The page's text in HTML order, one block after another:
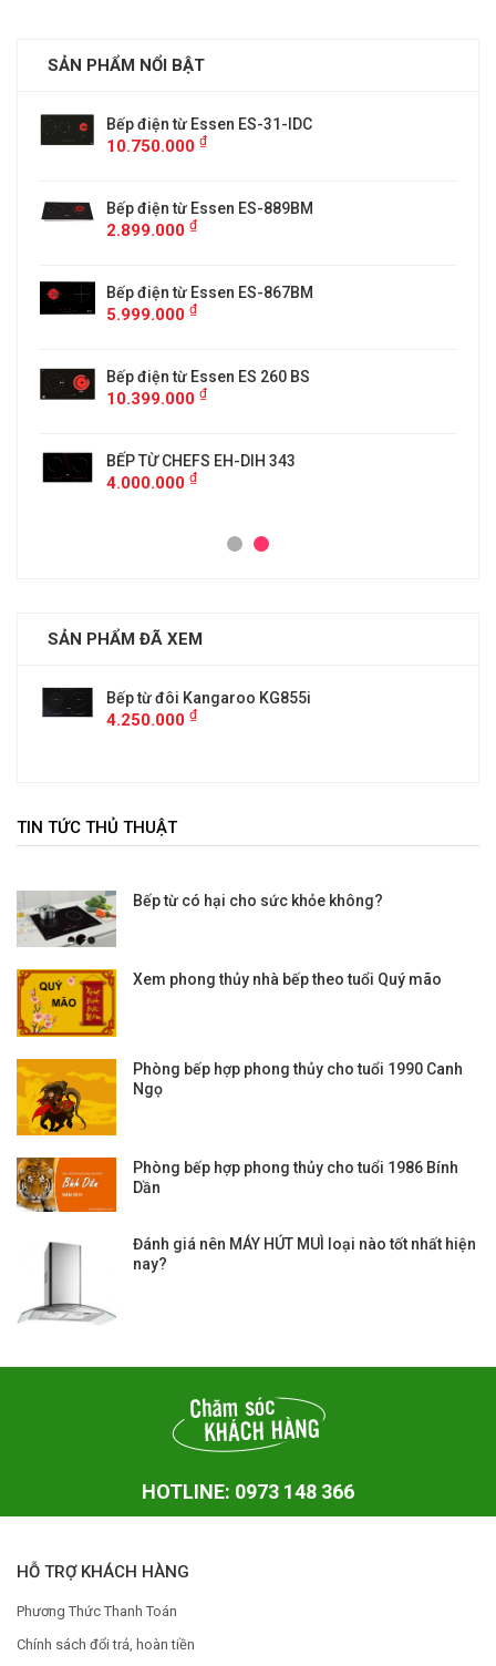
SẢN PHẨM NỔI BẬT
Bếp điện từ Essen ES-31-IDC
10.750.000 ₫
Bếp điện từ Essen ES-889BM
2.899.000 ₫
Bếp điện từ Essen ES-867BM
5.999.000 ₫
Bếp điện từ Essen ES 260 BS
10.399.000 ₫
BẾP TỪ CHEFS EH-DIH 343
4.000.000 ₫
SẢN PHẨM ĐÃ XEM
Bếp từ đôi Kangaroo KG855i
4.250.000 ₫
TIN TỨC THỦ THUẬT
Bếp từ có hại cho sức khỏe không?
Xem phong thủy nhà bếp theo tuổi Quý mão
Phòng bếp hợp phong thủy cho tuổi 1990 Canh
Ngọ
Phòng bếp hợp phong thủy cho tuổi 1986 Bính
Dần
Đánh giá nên MÁY HÚT MUÌ loại nào tốt nhất hiện
nay?
HOTLINE: 0973 148 366
HỖ TRỢ KHÁCH HÀNG
Phương Thức Thanh Toán
Chính sách đổi trả, hoàn tiền